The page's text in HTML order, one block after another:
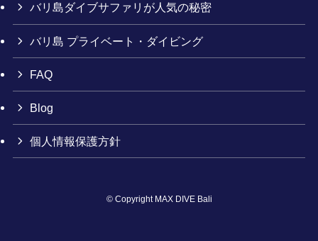
バリ島ダイブサファリが人気の秘密
バリ島 プライベート・ダイビング
FAQ
Blog
個人情報保護方針
©Copyright MAX DIVE Bali